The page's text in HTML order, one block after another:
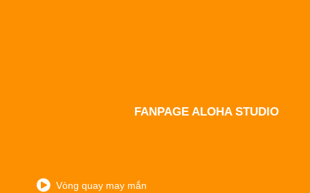
FANPAGE ALOHA STUDIO
Vòng quay may mắn